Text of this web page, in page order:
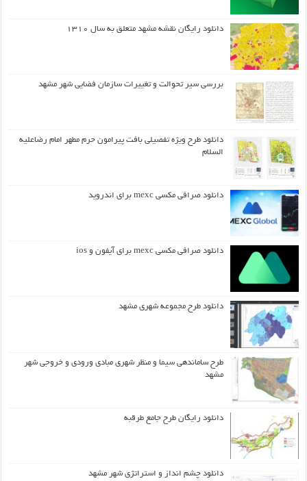
دانلود رایگان نقشه مشهد متعلق به سال ۱۳۱۰
بررسی سیر تحوالت و تغییرات سازمان فضایی شهر مشهد
دانلود طرح ويژه تفصيلي بافت پيرامون حرم مطهر امام رضاعليه
السلام
دانلود صرافی مکسی mexc برای اندروید
دانلود صرافی مکسی mexc برای آیفون و ios
دانلود طرح مجموعه شهری مشهد
طرح ساماندهی سیما و منظر شهری مبادی ورودی و خروجی شهر
مشهد
دانلود رایگان طرح جامع طرقبه
دانلود چشم انداز و استراتژی شهر مشهد